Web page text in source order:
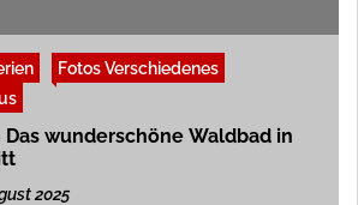
Fotos Verschiedenes
Das wunderschöne Waldbad in
2025